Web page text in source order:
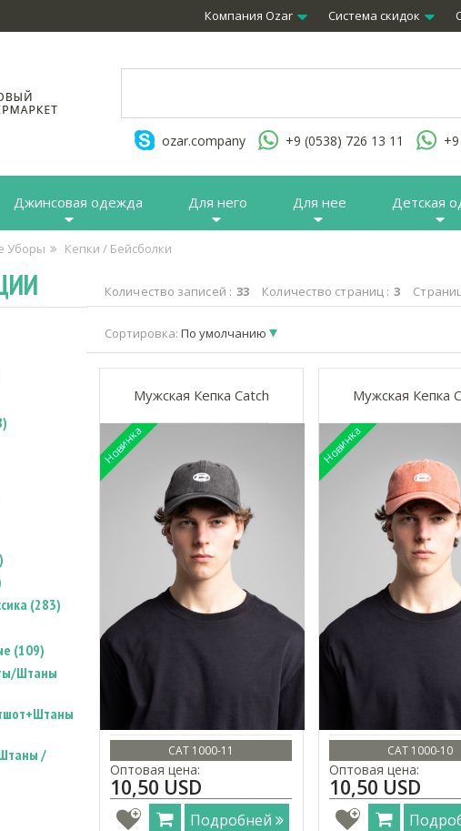
Компания Ozar Система скидок
ozar.company +9 (0538) 726 13 11
Джинсовая одежда Для него Для нее Детская
Уборы Кепки / Бейсболки
(283)
(109)
Штаны
/
Количество записей : 33 Количество страниц : 3
Сортировка: По умолчанию
Мужская Кепка Catch
CAT 1000-11
Оптовая цена:
10,50 USD
Подробней
Мужская Кепка
CAT 1000-10
Оптовая цена:
10,50 USD